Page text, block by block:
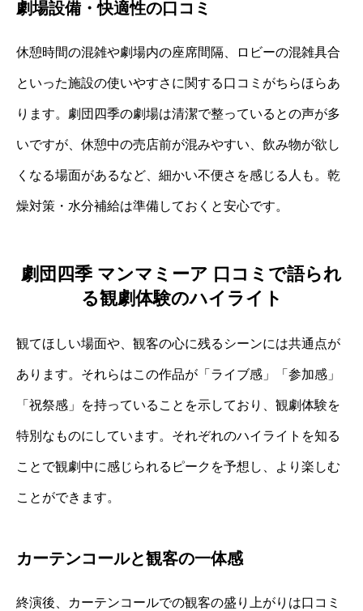
劇場設備・快適性の口コミ
休憩時間の混雑や劇場内の座席間隔、ロビーの混雑具合
といった施設の使いやすさに関する口コミがちらほらあ
ります。劇団四季の劇場は清潔で整っているとの声が多
いですが、休憩中の売店前が混みやすい、飲み物が欲し
くなる場面があるなど、細かい不便さを感じる人も。乾
燥対策・水分補給は準備しておくと安心です。
劇団四季 マンマミーア 口コミで語られ
る観劇体験のハイライト
観てほしい場面や、観客の心に残るシーンには共通点が
あります。それらはこの作品が「ライブ感」「参加感」
「祝祭感」を持っていることを示しており、観劇体験を
特別なものにしています。それぞれのハイライトを知る
ことで観劇中に感じられるピークを予想し、より楽しむ
ことができます。
カーテンコールと観客の一体感
終演後、カーテンコールでの観客の盛り上がりは口コミ